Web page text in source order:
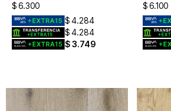
$6.300
$4.284
$4.284
$3.749
$ 6.100